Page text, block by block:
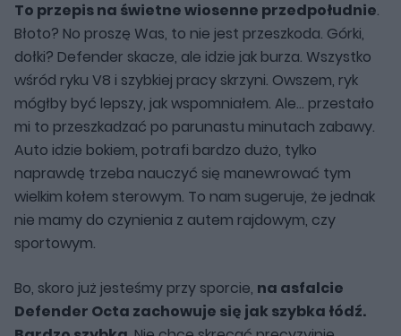
To przepis na świetne wiosenne przedpołudnie.
Błoto? No proszę Was, to nie jest przeszkoda. Górki,
dołki? Defender skacze, ale idzie jak burza. Wszystko
wśród ryku V8 i szybkiej pracy skrzyni. Owszem, ryk
mógłby być lepszy, jak wspomniałem. Ale... przestało
mi to przeszkadzać po parunastu minutach zabawy.
Auto idzie bokiem, potrafi bardzo dużo, tylko
naprawdę trzeba nauczyć się manewrować tym
wielkim kołem sterowym. To nam sugeruje, że jednak
nie mamy do czynienia z autem rajdowym, czy
sportowym.
Bo, skoro już jesteśmy przy sporcie, na asfalcie
Defender Octa zachowuje się jak szybka łódź.